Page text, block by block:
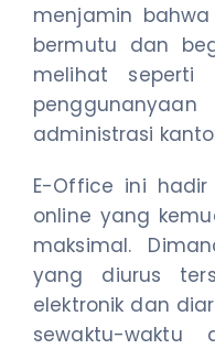
menjamin
bermutu dan
melihat seperti
administrasi
E-Office ini
online yang
maksimal.
yang diurus
elektronik dan
sewaktu-waktu